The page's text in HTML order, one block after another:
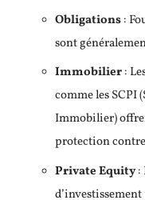
Obligations:
sont
Immobilier:
comme les SCPI
Immobilier)
protection
Private Equity: